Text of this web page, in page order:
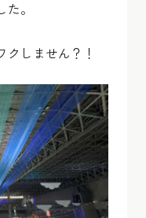
。
しません？！